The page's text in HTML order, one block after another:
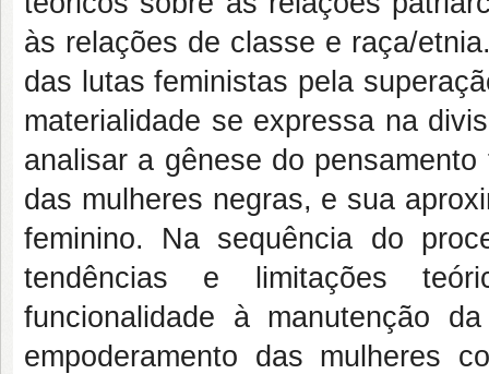
às relações de classe e raça/
das lutas feministas pela
materialidade se expressa na
analisar a gênese do
das mulheres negras, e sua
feminino. Na sequência do
tendências e limitações
funcionalidade à manutenção
empoderamento das mulheres